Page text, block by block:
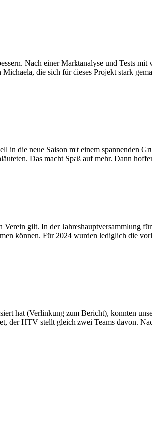
Nach einer Marktanalyse und Tests mit
die sich für dieses Projekt stark
die neue Saison mit einem spannenden
Das macht Spaß auf mehr. Dann
gilt. In der Jahreshauptversammlung
können. Für 2024 wurden lediglich die
hat (Verlinkung zum Bericht), konnten
der HTV stellt gleich zwei Teams davon.